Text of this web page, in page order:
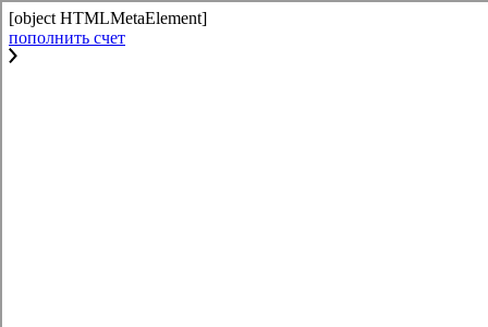
[object HTMLMetaElement]
пополнить счет